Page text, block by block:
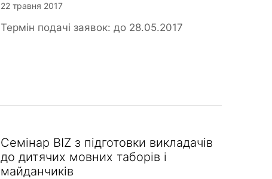
22 травня 2017
Термін подачі заявок: до 28.05.2017
Cемінар BIZ з підготовки викладачів
до дитячих мовних таборів і
майданчиків